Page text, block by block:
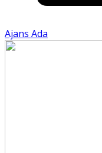
Ajans Ada